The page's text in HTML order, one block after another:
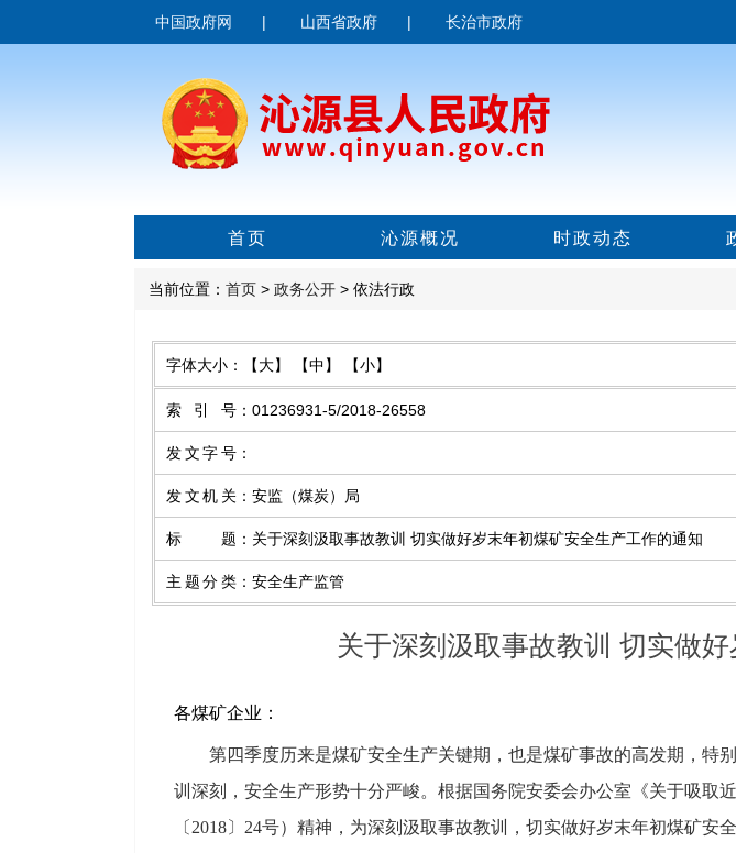
中国政府网 | 山西省政府 | 长治市政府
首页 沁源概况 时政动态
当前位置： 首页 > 政务公开 > 依法行政
字体大小： 【大】 【中】 【小】
索引号 ： 01236931-5/2018-26558
发文字号 ：
发文机关 ： 安监（煤炭）局
标题 ： 关于深刻汲取事故教训 切实做好岁末年初煤矿安全生产工作的通知
主题分类 ： 安全生产监管
关于深刻汲取事故教训 切实做
各煤矿企业：
第四季度历来是煤矿安全生产关键期，也是煤矿事故的高发期，特
训深刻，安全生产形势十分严峻。根据国务院安委会办公室《关于吸取
〔2018〕24号）精神，为深刻汲取事故教训，切实做好岁末年初煤矿